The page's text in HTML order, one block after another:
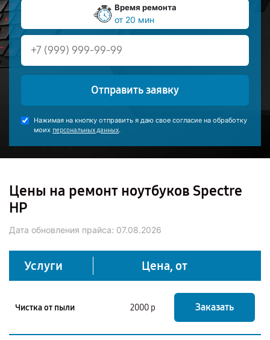
Время ремонта
от 20 мин
Отправить заявку
Нажимая на кнопку отправить я даю свое согласие на обработку
моих персональных данных.
Цены на ремонт ноутбуков Spectre
HP
Дата обновления прайса: 07.08.2026
Услуги Цена, от
Чистка от пыли 2000 р Заказать